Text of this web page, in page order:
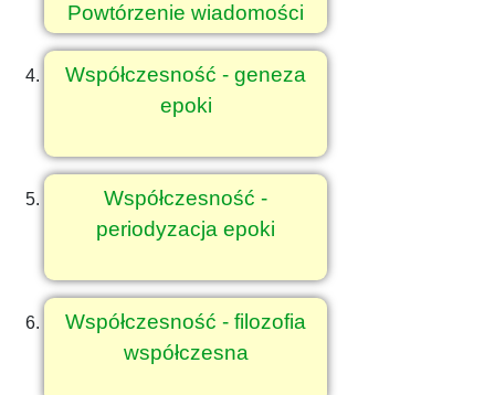
Powtórzenie wiadomości
Współczesność - geneza
epoki
Współczesność -
periodyzacja epoki
Współczesność - filozofia
współczesna